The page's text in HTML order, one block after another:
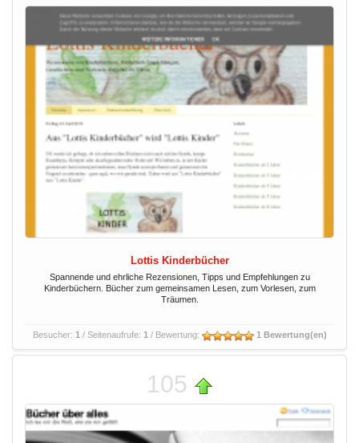
Lottis Kinderbücher
Spannende und ehrliche Rezensionen, Tipps und Empfehlungen zu
Kinderbüchern. Bücher zum gemeinsamen Lesen, zum Vorlesen, zum
Träumen.
Besucher: 1 / Seitenaufrufe: 1 / Bewertung: 1 Bewertung(en)
105